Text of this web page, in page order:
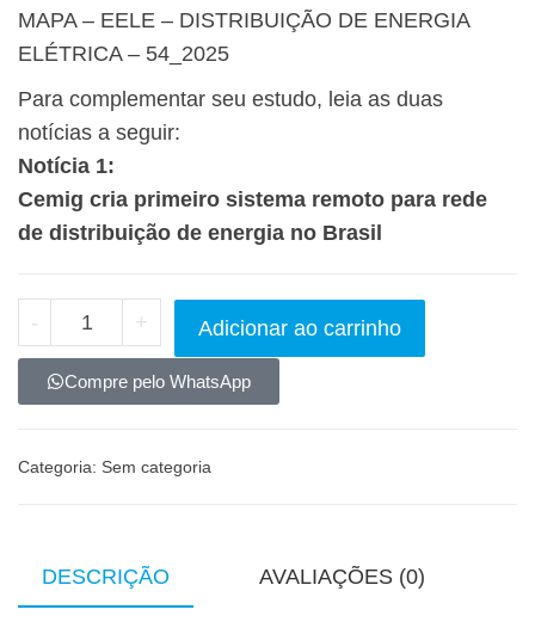
MAPA – EELE – DISTRIBUIÇÃO DE ENERGIA
ELÉTRICA – 54_2025
Para complementar seu estudo, leia as duas
notícias a seguir:
Notícia 1:
Cemig cria primeiro sistema remoto para rede
de distribuição de energia no Brasil
- + Adicionar ao carrinho
Compre pelo WhatsApp
Categoria: Sem categoria
DESCRIÇÃO AVALIAÇÕES (0)